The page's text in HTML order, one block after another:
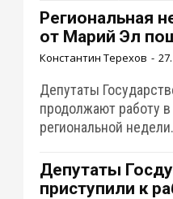
Региональная
от Марий Эл
Константин Терехов -
Депутаты
продолжают работу
региональной недели.
Депутаты
приступили к